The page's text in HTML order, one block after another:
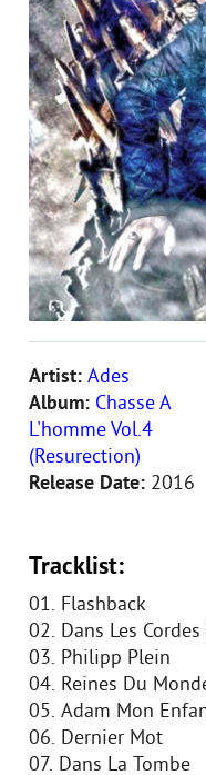
Artist: Ades
Album: Chasse A
L'homme Vol.4
(Resurection)
Release Date: 2016
Tracklist:
01. Flashback
02. Dans Les
03. Philipp Plein
04. Reines Du
05. Adam Mon
06. Dernier Mot
07. Dans La Tombe